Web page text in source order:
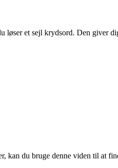
løser et sejl krydsord. Den giver
kan du bruge denne viden til at